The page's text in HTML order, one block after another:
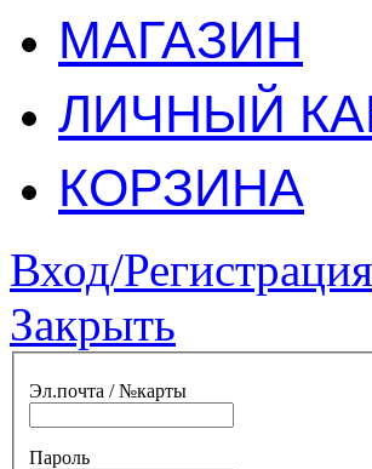
МАГАЗИН
ЛИЧНЫЙ
КОРЗИНА
Вход/Регистрация
Закрыть
Эл.почта / №карты
Пароль